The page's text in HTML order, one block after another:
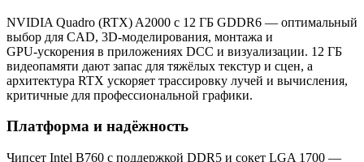
NVIDIA Quadro (RTX) A2000 с 12 ГБ GDDR6 — оптимальный
выбор для CAD, 3D‑моделирования, монтажа и
GPU‑ускорения в приложениях DCC и визуализации. 12 ГБ
видеопамяти дают запас для тяжёлых текстур и сцен, а
архитектура RTX ускоряет трассировку лучей и вычисления,
критичные для профессиональной графики.
Платформа и надёжность
Чипсет Intel B760 с поддержкой DDR5 и сокет LGA 1700 —